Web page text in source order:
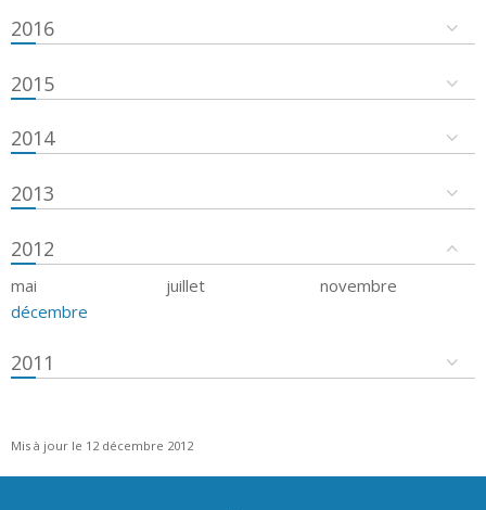
2016
2015
2014
2013
2012
mai juillet
novembre
décembre
2011
Mis à jour le 12 décembre 2012